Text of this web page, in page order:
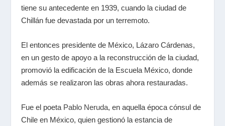
tiene su antecedente en 1939, cuando la ciudad de
Chillán fue devastada por un terremoto.
El entonces presidente de México, Lázaro Cárdenas,
en un gesto de apoyo a la reconstrucción de la ciudad,
promovió la edificación de la Escuela México, donde
además se realizaron las obras ahora restauradas.
Fue el poeta Pablo Neruda, en aquella época cónsul de
Chile en México, quien gestionó la estancia de